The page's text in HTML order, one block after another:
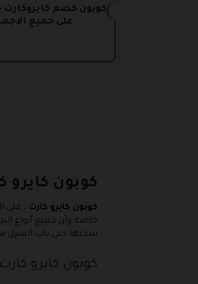
على جميع
كوبون كايرو
كوبون كايرو كارت ، على
خاصة وأن جميع أنواع
شحنها حتى باب المنزل
كوبون كايرو